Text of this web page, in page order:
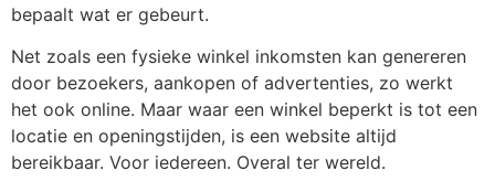
bepaalt wat er gebeurt.
Net zoals een fysieke winkel inkomsten kan genereren
door bezoekers, aankopen of advertenties, zo werkt
het ook online. Maar waar een winkel beperkt is tot een
locatie en openingstijden, is een website altijd
bereikbaar. Voor iedereen. Overal ter wereld.